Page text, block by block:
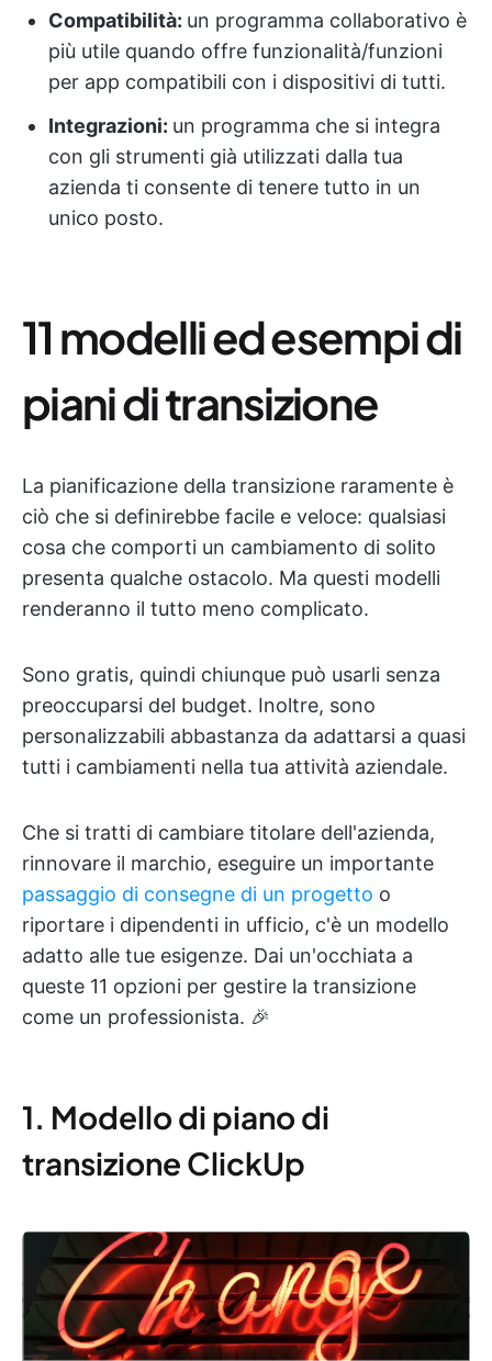
Compatibilità: un programma collaborativo è
più utile quando offre funzionalità/funzioni
per app compatibili con i dispositivi di tutti.
Integrazioni: un programma che si integra
con gli strumenti già utilizzati dalla tua
azienda ti consente di tenere tutto in un
unico posto.
11 modelli ed esempi di
piani di transizione
La pianificazione della transizione raramente è
ciò che si definirebbe facile e veloce: qualsiasi
cosa che comporti un cambiamento di solito
presenta qualche ostacolo. Ma questi modelli
renderanno il tutto meno complicato.
Sono gratis, quindi chiunque può usarli senza
preoccuparsi del budget. Inoltre, sono
personalizzabili abbastanza da adattarsi a quasi
tutti i cambiamenti nella tua attività aziendale.
Che si tratti di cambiare titolare dell'azienda,
rinnovare il marchio, eseguire un importante
passaggio di consegne di un progetto o
riportare i dipendenti in ufficio, c'è un modello
adatto alle tue esigenze. Dai un'occhiata a
queste 11 opzioni per gestire la transizione
come un professionista. 🎉
1. Modello di piano di
transizione ClickUp